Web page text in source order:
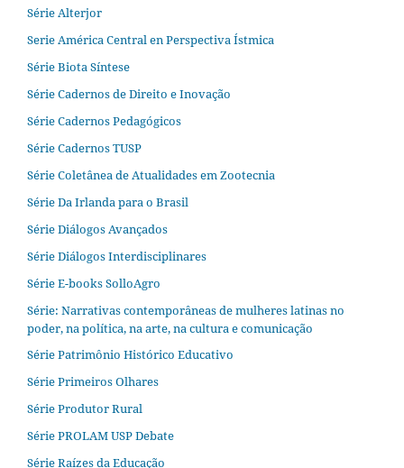
Série Alterjor
Serie América Central en Perspectiva Ístmica
Série Biota Síntese
Série Cadernos de Direito e Inovação
Série Cadernos Pedagógicos
Série Cadernos TUSP
Série Coletânea de Atualidades em Zootecnia
Série Da Irlanda para o Brasil
Série Diálogos Avançados
Série Diálogos Interdisciplinares
Série E-books SolloAgro
Série: Narrativas contemporâneas de mulheres latinas no
poder, na política, na arte, na cultura e comunicação
Série Patrimônio Histórico Educativo
Série Primeiros Olhares
Série Produtor Rural
Série PROLAM USP Debate
Série Raízes da Educação